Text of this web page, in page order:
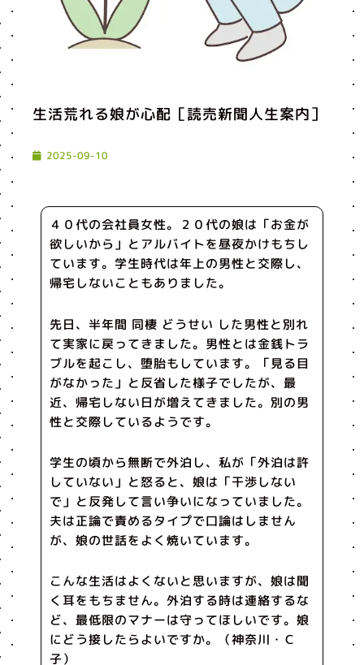
生活荒れる娘が心配［読売新聞人生案内］
2025-09-10
４０代の会社員女性。２０代の娘は「お金が
欲しいから」とアルバイトを昼夜かけもちし
ています。学生時代は年上の男性と交際し、
帰宅しないこともありました。
先日、半年間 同棲 どうせい した男性と別れ
て実家に戻ってきました。男性とは金銭トラ
ブルを起こし、堕胎もしています。「見る目
がなかった」と反省した様子でしたが、最
近、帰宅しない日が増えてきました。別の男
性と交際しているようです。
学生の頃から無断で外泊し、私が「外泊は許
していない」と怒ると、娘は「干渉しない
で」と反発して言い争いになっていました。
夫は正論で責めるタイプで口論はしません
が、娘の世話をよく焼いています。
こんな生活はよくないと思いますが、娘は聞
く耳をもちません。外泊する時は連絡するな
ど、最低限のマナーは守ってほしいです。娘
にどう接したらよいですか。（神奈川・Ｃ
子）